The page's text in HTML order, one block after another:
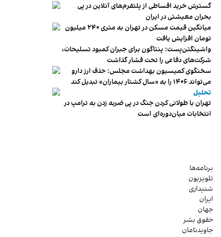
گسترش خرید اقساطی از پلتفرم‌های آنلاین در پی
بحران معیشتی در ایران
میانگین قیمت مسکن در تهران به متری ۲۴۰ میلیون
تومان افزایش یافت
واشینگتن‌پست: پنتاگون برای جبران کمبود تسلیحات،
شرکت‌های دفاعی را تحت فشار گذاشت
سخنگوی کمیسیون بهداشت مجلس: حذف ارز دارو
می‌تواند ۱۴۰۶ را به «سال کشتار بیماران» تبدیل کند
تحلیل
تهران با طولانی کردن جنگ در پی ضربه زدن به ترامپ در
انتخابات میان‌دوره‌ای است
برنامه‌ها
تلویزیون
شنیداری
ایران
جهان
حقوق بشر
جاویدنامان